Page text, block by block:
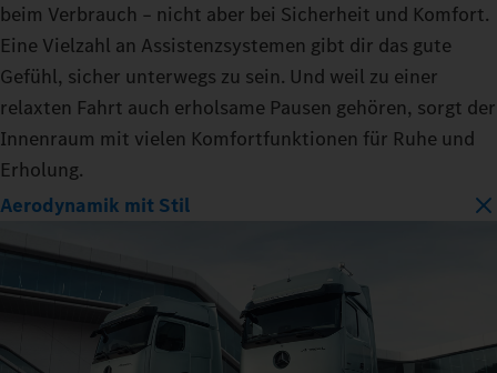
beim Verbrauch – nicht aber bei Sicherheit und Komfort.
Eine Vielzahl an Assistenzsystemen gibt dir das gute
Gefühl, sicher unterwegs zu sein. Und weil zu einer
relaxten Fahrt auch erholsame Pausen gehören, sorgt der
Innenraum mit vielen Komfortfunktionen für Ruhe und
Erholung.
Aerodynamik mit Stil